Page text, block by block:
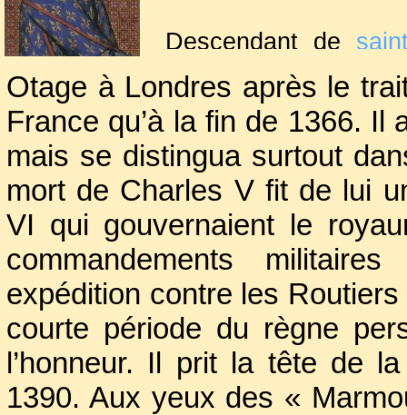
Otage à Londres après le
France qu’à la fin de 1366.
mais se distingua surtout
mort de Charles V fit de lui
VI qui gouvernaient le
commandements
expédition contre les
courte période du règne
l’honneur. Il prit la tête de
1390. Aux yeux des «
Descendant de
frère de la future
Jeanne de Bourbon
dans la compagnie
liens si forts avec
d’Anjou,Jean duc
qu’un chroniqueur
« cinq têtes royales